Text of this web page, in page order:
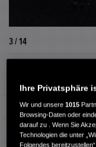
3 / 14
Außenfarbe
Kilometerstand
Kraftstoffart
Ihre Privatsphäre
Wir und unsere1015
Browsing-Daten oder
darauf zu . Wenn Sie
Technologien die unter
Folgendes